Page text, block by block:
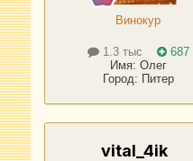
Винокур
1.3 тыс
687
Имя: Олег
Город: Питер
vital_4ik